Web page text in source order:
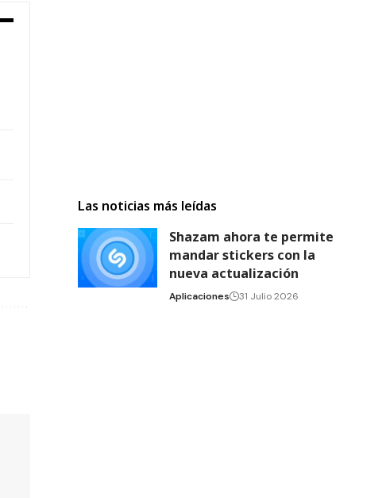
Las noticias más leídas
Shazam ahora te permite
mandar stickers con la
nueva actualización
Aplicaciones 31 Julio 2026